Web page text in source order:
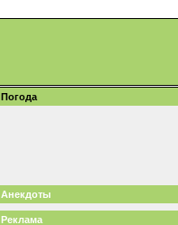
Погода
Анекдоты
Реклама